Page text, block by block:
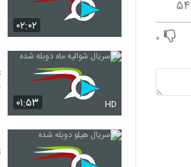
۰
۰۲:۰۲
۰۱:۵۳ HD